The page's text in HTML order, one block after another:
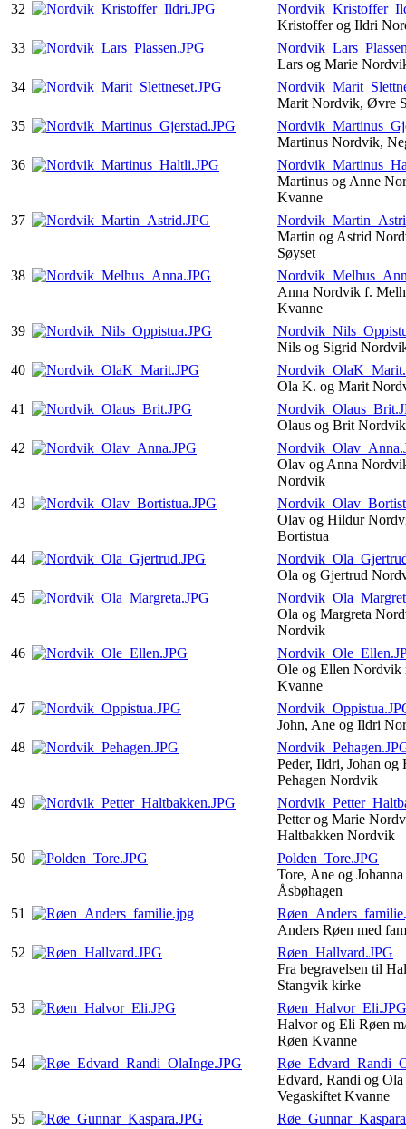
32
Kristoffer og Ildri
33
Lars og Marie
34
Marit Nordvik, Øvre
35
Martinus Nordvik,
36
Martinus og Anne
Kvanne
37
Martin og Astrid
Søyset
38
Anna Nordvik f.
Kvanne
39
Nils og Sigrid
40
Ola K. og Marit
41
Olaus og Brit
42
Olav og Anna
Nordvik
43
Olav og Hildur
Bortistua
44
Ola og Gjertrud
45
Ola og Margreta
Nordvik
46
Ole og Ellen Nordvik
Kvanne
47
John, Ane og Ildri
48
Peder, Ildri, Johan
Pehagen Nordvik
49
Petter og Marie
Haltbakken Nordvik
50
Polden_Tore.JPG
Tore, Ane og
Åsbøhagen
51
Anders Røen med
52
Røen_Hallvard.JPG
Fra begravelsen til
Stangvik kirke
53
Røen_Halvor_Eli.JPG
Halvor og Eli Røen
Røen Kvanne
54
Edvard, Randi og
Vegaskiftet Kvanne
55